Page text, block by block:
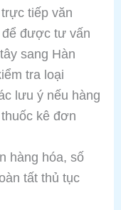
tiếp văn
để được tư vấn
sang Hàn
tra loại
lưu ý nếu hàng
kê đơn
hàng hóa, số
tất thủ tục